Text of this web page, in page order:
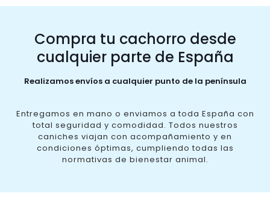
Compra tu cachorro desde
cualquier parte de España
Realizamos envíos a cualquier punto de la península
Entregamos en mano o enviamos a toda España con
total seguridad y comodidad. Todos nuestros
caniches viajan con acompañamiento y en
condiciones óptimas, cumpliendo todas las
normativas de bienestar animal.